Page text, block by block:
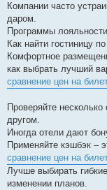
Компании часто
даром.
Программы
Как найти гостиницу
Комфортное
как выбрать лучший
сравнение цен на
Проверяйте
другом.
Иногда отели дают
Применяйте кэшбэк –
сравнение цен на
Лучше выбирать
изменении планов.